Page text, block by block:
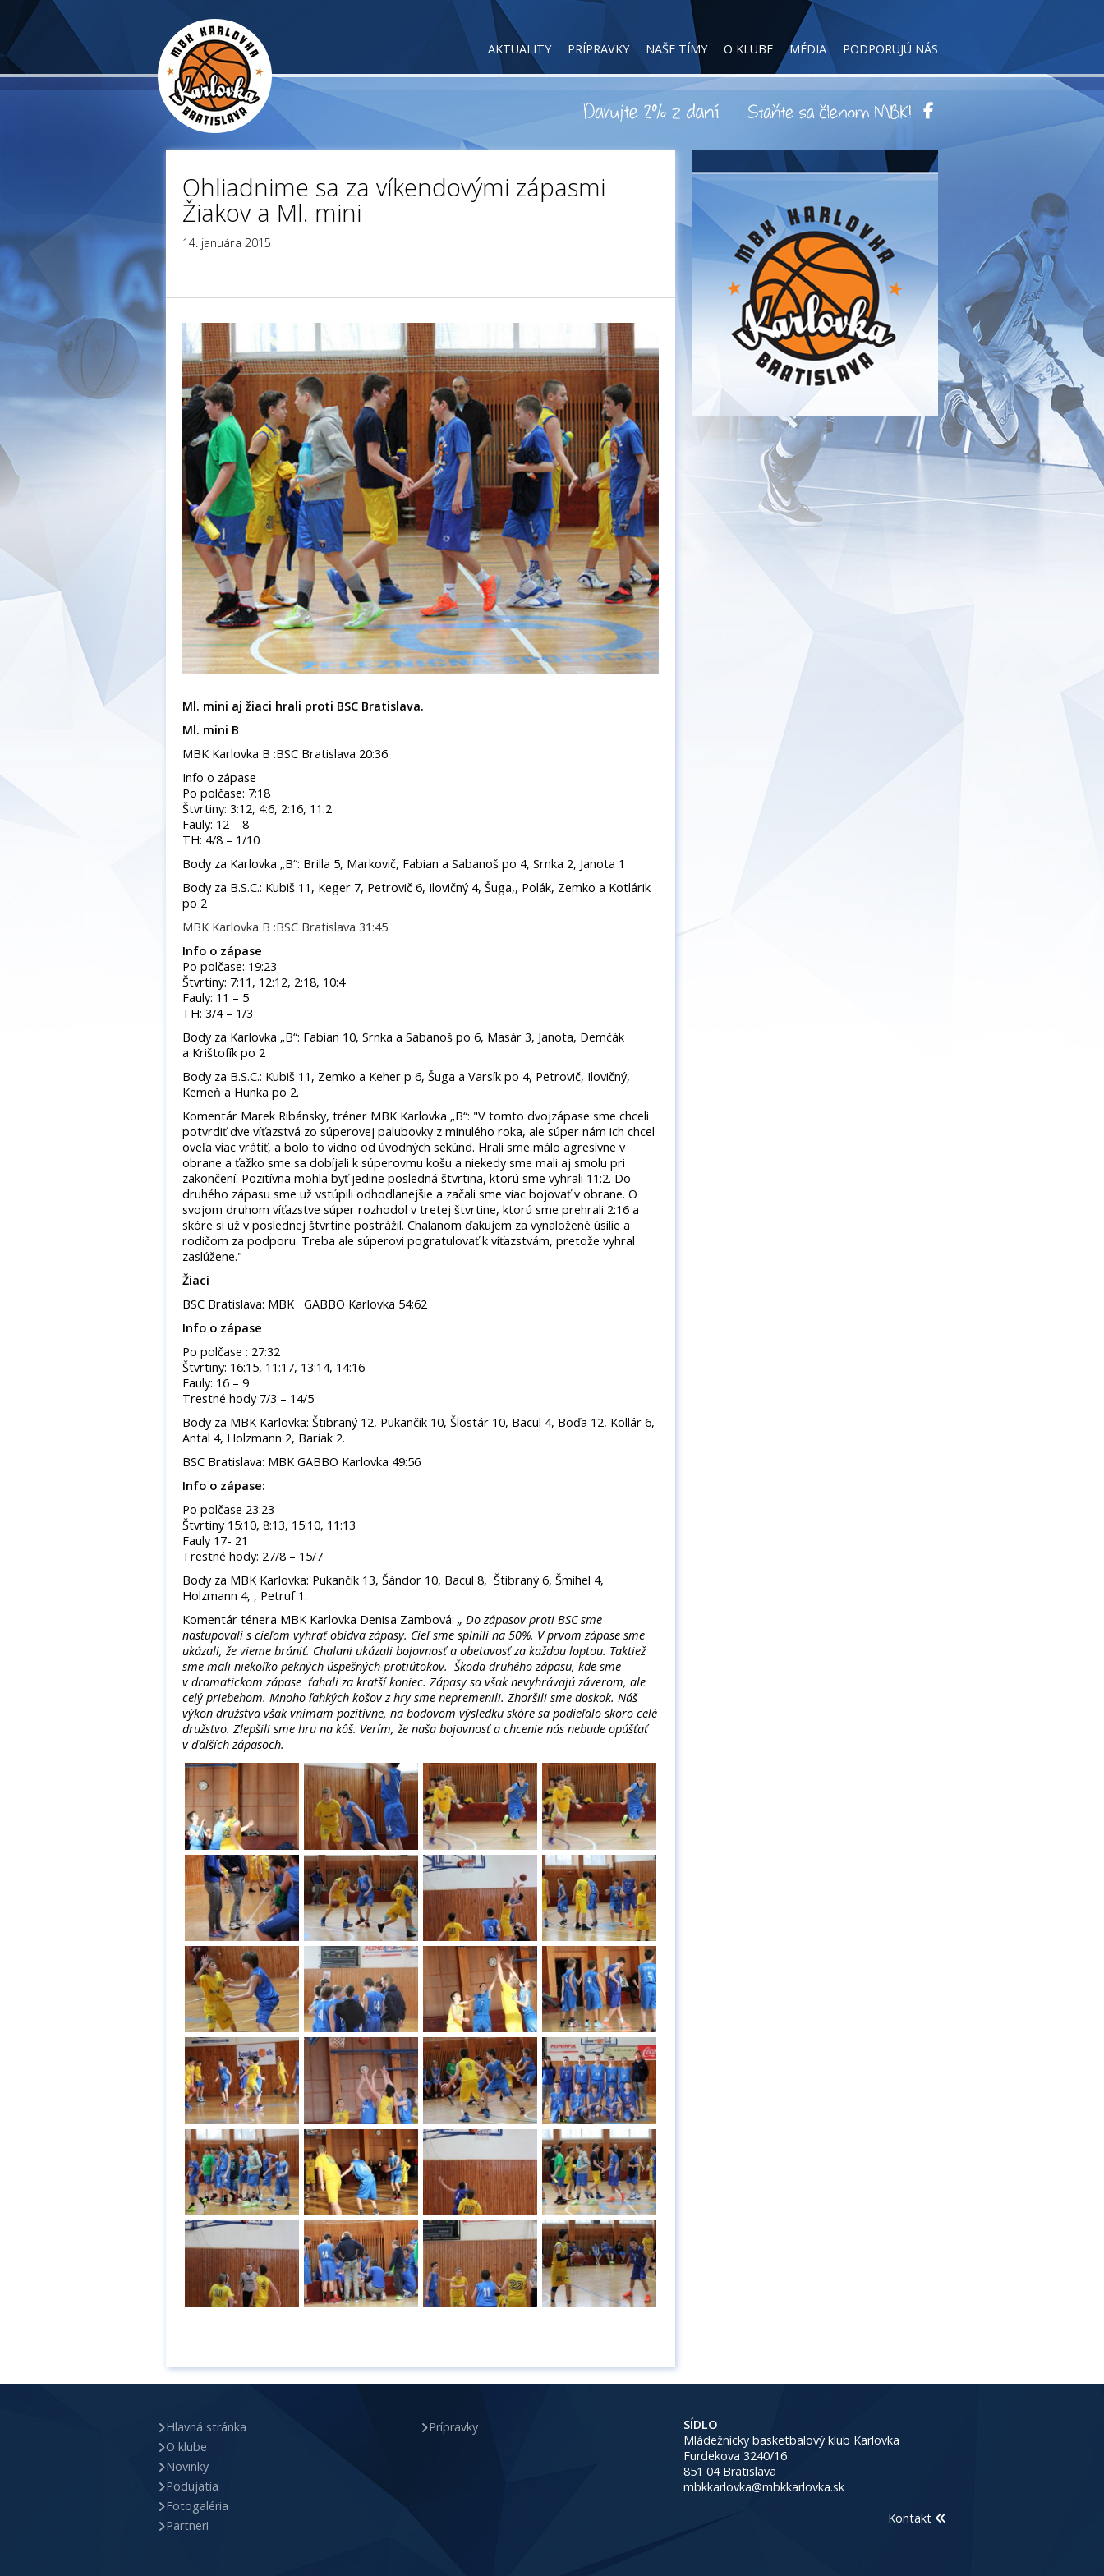
AKTUALITY PRÍPRAVKY NAŠE TÍMY O KLUBE MÉDIA PODPORUJÚ NÁS
Ohliadnime sa za víkendovými zápasmi
Žiakov a Ml. mini
14. januára 2015
Ml. mini aj žiaci hrali proti BSC Bratislava.
Ml. mini B
MBK Karlovka B :BSC Bratislava 20:36
Info o zápase
Po polčase: 7:18
Štvrtiny: 3:12, 4:6, 2:16, 11:2
Fauly: 12 – 8
TH: 4/8 – 1/10
Body za Karlovka „B“: Brilla 5, Markovič, Fabian a Sabanoš po 4, Srnka 2, Janota 1
Body za B.S.C.: Kubiš 11, Keger 7, Petrovič 6, Ilovičný 4, Šuga,, Polák, Zemko a Kotlárik
po 2
MBK Karlovka B :BSC Bratislava 31:45
Info o zápase
Po polčase: 19:23
Štvrtiny: 7:11, 12:12, 2:18, 10:4
Fauly: 11 – 5
TH: 3/4 – 1/3
Body za Karlovka „B“: Fabian 10, Srnka a Sabanoš po 6, Masár 3, Janota, Demčák
a Krištofík po 2
Body za B.S.C.: Kubiš 11, Zemko a Keher p 6, Šuga a Varsík po 4, Petrovič, Ilovičný,
Kemeň a Hunka po 2.
Komentár Marek Ribánsky, tréner MBK Karlovka „B“: "V tomto dvojzápase sme chceli
potvrdiť dve víťazstvá zo súperovej palubovky z minulého roka, ale súper nám ich chcel
oveľa viac vrátiť, a bolo to vidno od úvodných sekúnd. Hrali sme málo agresívne v
obrane a ťažko sme sa dobíjali k súperovmu košu a niekedy sme mali aj smolu pri
zakončení. Pozitívna mohla byť jedine posledná štvrtina, ktorú sme vyhrali 11:2. Do
druhého zápasu sme už vstúpili odhodlanejšie a začali sme viac bojovať v obrane. O
svojom druhom víťazstve súper rozhodol v tretej štvrtine, ktorú sme prehrali 2:16 a
skóre si už v poslednej štvrtine postrážil. Chalanom ďakujem za vynaložené úsilie a
rodičom za podporu. Treba ale súperovi pogratulovať k víťazstvám, pretože vyhral
zaslúžene."
Žiaci
BSC Bratislava: MBK GABBO Karlovka 54:62
Info o zápase
Po polčase : 27:32
Štvrtiny: 16:15, 11:17, 13:14, 14:16
Fauly: 16 – 9
Trestné hody 7/3 – 14/5
Body za MBK Karlovka: Štibraný 12, Pukančík 10, Šlostár 10, Bacul 4, Boďa 12, Kollár 6,
Antal 4, Holzmann 2, Bariak 2.
BSC Bratislava: MBK GABBO Karlovka 49:56
Info o zápase:
Po polčase 23:23
Štvrtiny 15:10, 8:13, 15:10, 11:13
Fauly 17- 21
Trestné hody: 27/8 – 15/7
Body za MBK Karlovka: Pukančík 13, Šándor 10, Bacul 8, Štibraný 6, Šmihel 4,
Holzmann 4, , Petruf 1.
Komentár ténera MBK Karlovka Denisa Zambová: „ Do zápasov proti BSC sme
nastupovali s cieľom vyhrať obidva zápasy. Cieľ sme splnili na 50%. V prvom zápase sme
ukázali, že vieme brániť. Chalani ukázali bojovnosť a obetavosť za každou loptou. Taktiež
sme mali niekoľko pekných úspešných protiútokov. Škoda druhého zápasu, kde sme
v dramatickom zápase ťahali za kratší koniec. Zápasy sa však nevyhrávajú záverom, ale
celý priebehom. Mnoho ľahkých košov z hry sme nepremenili. Zhoršili sme doskok. Náš
výkon družstva však vnímam pozitívne, na bodovom výsledku skóre sa podieľalo skoro celé
družstvo. Zlepšili sme hru na kôš. Verím, že naša bojovnosť a chcenie nás nebude opúšťať
v ďalších zápasoch.
Hlavná stránka
O klube
Novinky
Podujatia
Fotogaléria
Partneri
Prípravky
SÍDLO
Mládežnícky basketbalový klub Karlovka
Furdekova 3240/16
851 04 Bratislava
mbkkarlovka@mbkkarlovka.sk
Kontakt